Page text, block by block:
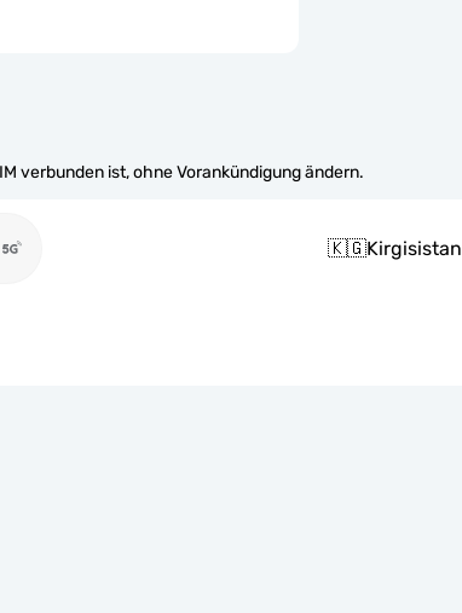
verbunden ist, ohne Vorankündigung ändern.
🇰🇬Kirgisistan